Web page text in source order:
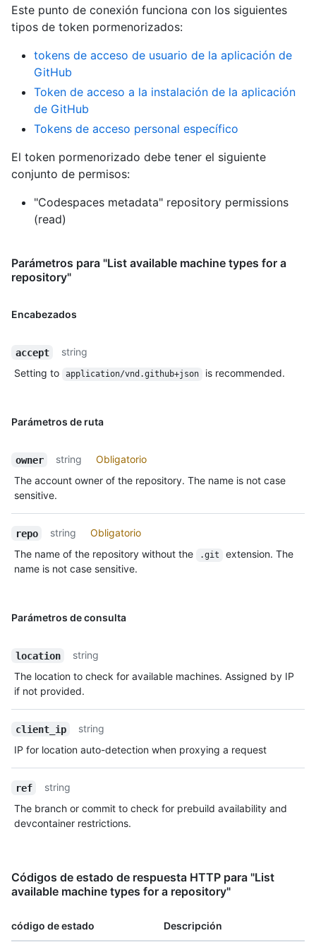
Este punto de conexión funciona con los siguientes
tipos de token pormenorizados:
tokens de acceso de usuario de la aplicación de
GitHub
Token de acceso a la instalación de la aplicación
de GitHub
Tokens de acceso personal específico
El token pormenorizado debe tener el siguiente
conjunto de permisos:
"Codespaces metadata" repository permissions
(read)
Parámetros para "List available machine types for a
repository"
Encabezados
accept
string
Setting to
application/vnd.github+json is recommended.
Parámetros de ruta
owner string
Obligatorio
The account owner of the repository. The name is not case
sensitive.
repo string
Obligatorio
The name of the repository without the
.git
extension. The
name is not case sensitive.
Parámetros de consulta
location
string
The location to check for available machines. Assigned by IP
if not provided.
client_ip
string
IP for location auto-detection when proxying a request
ref
string
The branch or commit to check for prebuild availability and
devcontainer restrictions.
Códigos de estado de respuesta HTTP para "List
available machine types for a repository"
código de estado Descripción